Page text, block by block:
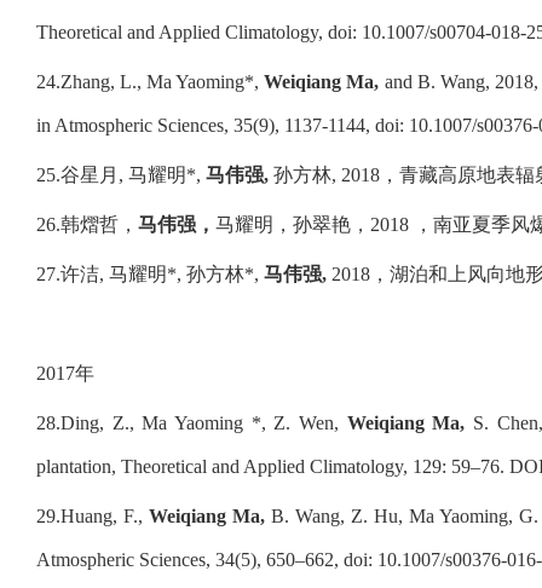
Theoretical and Applied Climatology, doi: 10.1007/s00704-018-
24.Zhang, L., Ma Yaoming*,Weiqiang Ma, and B. Wang,
in Atmospheric Sciences, 35(9), 1137-1144, doi: 10.1007/
25.谷星月 , 马耀明*, 马伟强, 孙方林, 2018 ，青藏高原地表
26.韩熠哲， 马伟强， 马耀明，孙翠艳， 2018 ，南亚夏季
27.许洁, 马耀明*, 孙方林*, 马伟强, 2018 ，湖泊和上风向地
2017年
28.Ding, Z., Ma Yaoming *, Z. Wen, Weiqiang Ma, S.
plantation, Theoretical and Applied Climatology, 129: 59–76.
29.Huang, F., Weiqiang Ma, B. Wang, Z. Hu, Ma Yaoming,
Atmospheric Sciences, 34(5), 650–662, doi: 10.1007/s00376-